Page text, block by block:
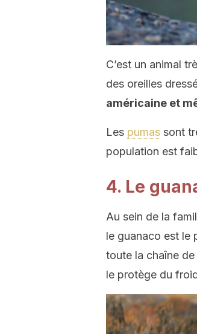
C’est un animal
des oreilles
américaine et
Les pumas sont
population est
4. Le
Au sein de la
le guanaco est le
toute la chaîne
le protège du